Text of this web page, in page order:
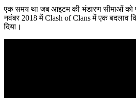
एक समय था जब आइटम की भंडारण सीमाओं को
नवंबर 2018 में Clash of Clans में एक बदलाव
दिया।